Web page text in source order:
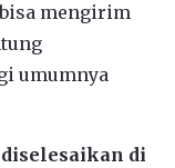
bisa mengirim
umumnya
di